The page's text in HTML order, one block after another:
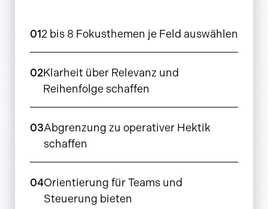
012 bis 8 Fokusthemen je Feld auswählen
02Klarheit über Relevanz und
Reihenfolge schaffen
03Abgrenzung zu operativer Hektik
schaffen
04Orientierung für Teams und
Steuerung bieten